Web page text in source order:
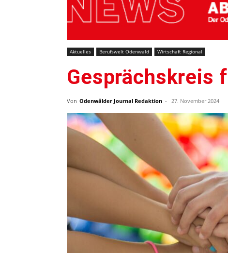
Aktuelles Berufswelt Odenwald Wirtschaft Regional
Gesprächskreis
Von Odenwälder Journal Redaktion - 27. November 2024